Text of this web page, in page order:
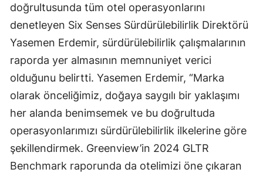
doğrultusunda tüm otel operasyonlarını
denetleyen Six Senses Sürdürülebilirlik Direktörü
Yasemen Erdemir, sürdürülebilirlik çalışmalarının
raporda yer almasının memnuniyet verici
olduğunu belirtti. Yasemen Erdemir, “Marka
olarak önceliğimiz, doğaya saygılı bir yaklaşımı
her alanda benimsemek ve bu doğrultuda
operasyonlarımızı sürdürülebilirlik ilkelerine göre
şekillendirmek. Greenview’in 2024 GLTR
Benchmark raporunda da otelimizi öne çıkaran